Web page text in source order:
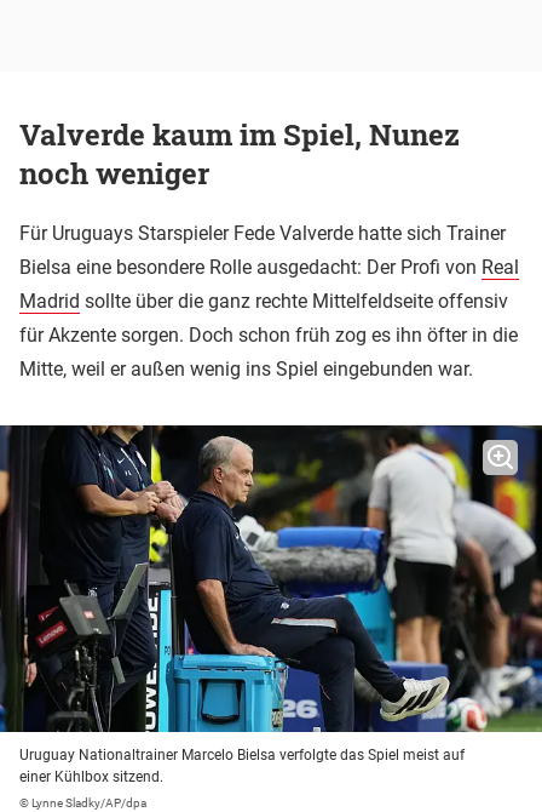
Valverde kaum im Spiel, Nunez
noch weniger
Für Uruguays Starspieler Fede Valverde hatte sich Trainer
Bielsa eine besondere Rolle ausgedacht: Der Profi von Real
Madrid sollte über die ganz rechte Mittelfeldseite offensiv
für Akzente sorgen. Doch schon früh zog es ihn öfter in die
Mitte, weil er außen wenig ins Spiel eingebunden war.
Uruguay Nationaltrainer Marcelo Bielsa verfolgte das Spiel meist auf
einer Kühlbox sitzend.
© Lynne Sladky/AP/dpa